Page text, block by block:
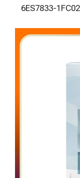
6ES7833-